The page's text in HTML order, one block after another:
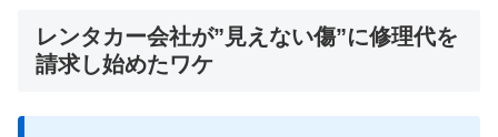
レンタカー会社が”見えない傷”に修理代を
請求し始めたワケ